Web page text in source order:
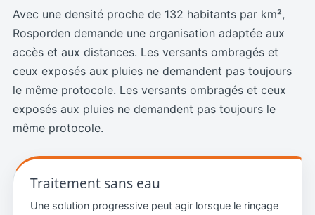
Avec une densité proche de 132 habitants par km²,
Rosporden demande une organisation adaptée aux
accès et aux distances. Les versants ombragés et
ceux exposés aux pluies ne demandent pas toujours
le même protocole. Les versants ombragés et ceux
exposés aux pluies ne demandent pas toujours le
même protocole.
Traitement sans eau
Une solution progressive peut agir lorsque le rinçage